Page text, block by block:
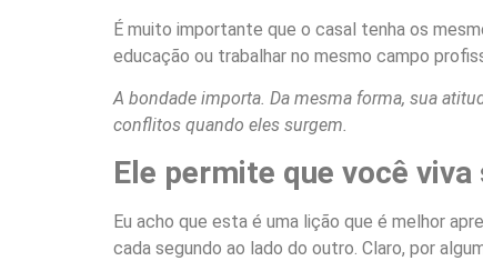
É muito importante que o casal tenha os
educação ou trabalhar no mesmo campo
A bondade importa. Da mesma forma, sua
conflitos quando eles surgem.
Ele permite que você
Eu acho que esta é uma lição que é melhor
cada segundo ao lado do outro. Claro, por